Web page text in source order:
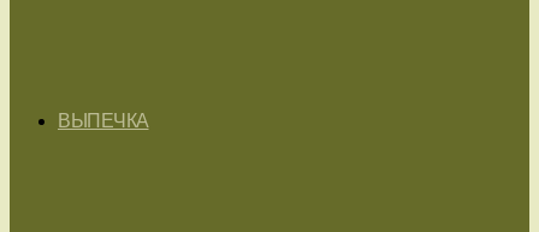
ВЫПЕЧКА